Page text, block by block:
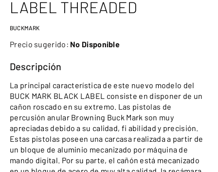
LABEL THREADED
BUCKMARK
Precio sugerido: No Disponible
Descripción
La principal característica de este nuevo modelo del
BUCK MARK BLACK LABEL consiste en disponer de un
cañon roscado en su extremo. Las pistolas de
percusión anular Browning Buck Mark son muy
apreciadas debido a su calidad, fi abilidad y precisión.
Estas pistolas poseen una carcasa realizada a partir de
un bloque de aluminio mecanizado por máquina de
mando digital. Por su parte, el cañón está mecanizado